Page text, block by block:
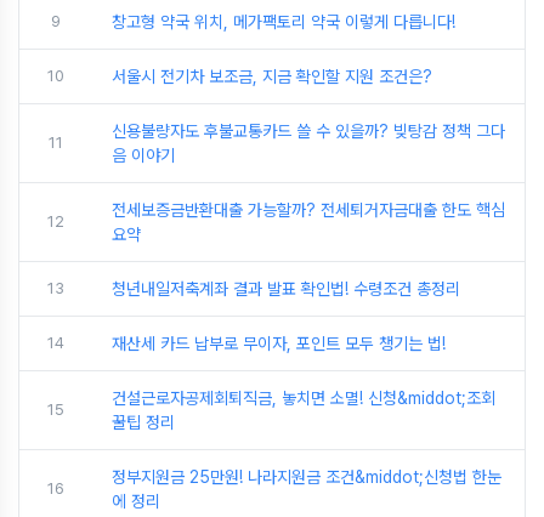
9 창고형 약국 위치, 메가팩토리 약국 이렇게 다릅니다!
10 서울시 전기차 보조금, 지금 확인할 지원 조건은?
11
신용불량자도 후불교통카드 쓸 수 있을까? 빚탕감 정책 그다
음 이야기
12
전세보증금반환대출 가능할까? 전세퇴거자금대출 한도 핵심
요약
13 청년내일저축계좌 결과 발표 확인법! 수령조건 총정리
14 재산세 카드 납부로 무이자, 포인트 모두 챙기는 법!
15
건설근로자공제회퇴직금, 놓치면 소멸! 신청&middot;조회
꿀팁 정리
16
정부지원금 25만원! 나라지원금 조건&middot;신청법 한눈
에 정리